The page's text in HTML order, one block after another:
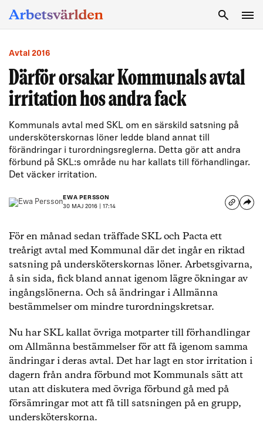
Avtal 2016
Därför orsakar Kommunals avtal
irritation hos andra fack
Kommunals avtal med SKL om en särskild satsning på
undersköterskornas löner ledde bland annat till
förändringar i turordningsreglerna. Detta gör att andra
förbund på SKL:s område nu har kallats till förhandlingar.
Det väcker irritation.
EWA PERSSON
30 MAJ 2016 | 17:14
För en månad sedan träffade SKL och Pacta ett
treårigt avtal med Kommunal där det ingår en riktad
satsning på undersköterskornas löner. Arbetsgivarna,
å sin sida, fick bland annat igenom lägre ökningar av
ingångslönerna. Och så ändringar i Allmänna
bestämmelser om mindre turordningskretsar.
Nu har SKL kallat övriga motparter till förhandlingar
om Allmänna bestämmelser för att få igenom samma
ändringar i deras avtal. Det har lagt en stor irritation i
dagern från andra förbund mot Kommunals sätt att
utan att diskutera med övriga förbund gå med på
försämringar mot att få till satsningen på en grupp,
undersköterskorna.